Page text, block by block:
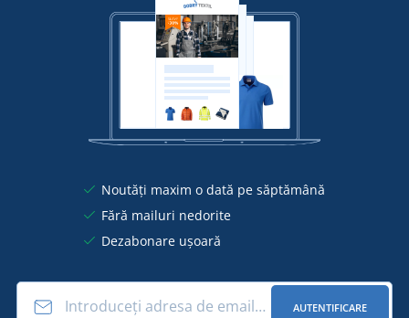
Noutăți maxim o dată pe săptămână
Fără mailuri nedorite
Dezabonare ușoară
AUTENTIFICARE